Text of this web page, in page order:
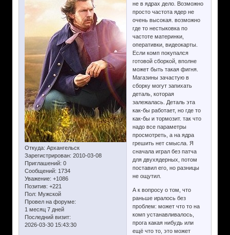
Откуда: Архангельск
Зарегистрирован: 2010-03-08
Приглашений: 0
Сообщений: 1734
Уважение: +1086
Позитив: +221
Пол: Мужской
Провел на форуме:
1 месяц 7 дней
Последний визит:
2026-03-30 15:43:30
не в ядрах дело. Возможно
просто частота ядер не
очень высокая. возможно
где то нестыковка по
частоте материнки,
оперативки, видеокарты.
Если комп покупался
готовой сборкой, вполне
может быть такая фигня.
Магазины зачастую в
сборку могут запихать
деталь, которая
залежалась. Деталь эта
как-бы работает, но где то
как-бы и тормозит. так что
надо все параметры
просмотреть, а на ядра
грешить нет смысла. Я
сначала играл без патча
для двухядерных, потом
поставил его, но разницы
не ощутил.
А к вопросу о том, что
раньше иралось без
проблем: может что то на
комп устанавливалось,
прога какая нибудь или
ещё что то, это может